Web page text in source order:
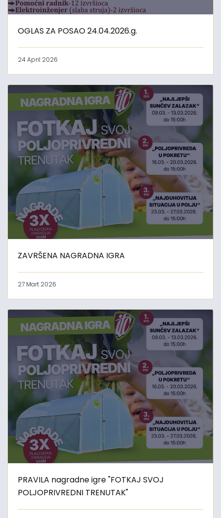
OGLAS ZA POSAO 24.04.2026.g.
24 April 2026
ZAVRŠENA NAGRADNA IGRA
27 Mart 2026
PRAVILA nagradne igre "FOTKAJ SVOJ
POLJOPRIVREDNI TRENUTAK"